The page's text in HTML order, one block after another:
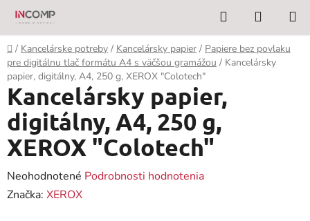
Prejsť
obsah
Hľadať
KOŠÍK
Domov
/ Kancelárske potreby / Kancelársky papier / Papiere bez povlaku
pre digitálnu tlač formátu A4 s väčšou gramážou / Kancelársky
papier, digitálny, A4, 250 g, XEROX "Colotech"
Kancelársky papier,
digitálny, A4, 250 g,
XEROX "Colotech"
Priemerné
hodnotenie
Neohodnotené Podrobnosti hodnotenia
Značka: XEROX